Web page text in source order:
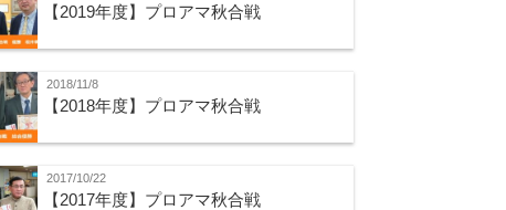
【2019年度】プロアマ秋合戦
2018/11/8
【2018年度】プロアマ秋合戦
2017/10/22
【2017年度】プロアマ秋合戦